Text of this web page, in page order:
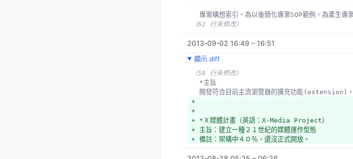
專案構想索引，為以後簡化專案SOP範例，為產生專
（62 行未修改）
2013-09-02 16:49 – 16:51
顯示 diff
（58 行未修改）
  *主旨
開發符合目前主流瀏覽器的擴充功能(extension)
+
+
+ *Ｘ媒體計畫（英語：X-Media Project）
+ 主旨：建立一種２１世紀的媒體運作型態
+ 備註：架構中４０％，還沒正式開放。